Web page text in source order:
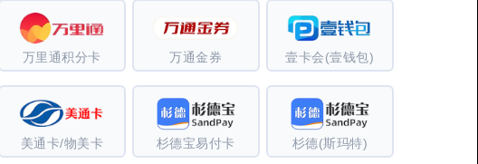
万里通积分卡 万通金券 壹卡会(壹钱包)
美通卡/物美卡 杉德宝易付卡 杉德(斯玛特)